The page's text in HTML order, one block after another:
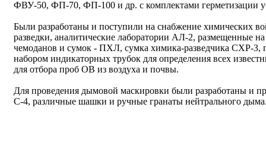
ФВУ-50, ФП-70, ФП-100 и др. с комплектами герметизации
Были разработаны и поступили на снабжение химических
разведки, аналитические лаборатории АЛ-2, размещенные
чемоданов и сумок - ПХЛ, сумка химика-разведчика СХР-3,
набором индикаторных трубок для определения всех
для отбора проб ОВ из воздуха и почвы.
Для проведения дымовой маскировки были разработаны и
С-4, различные шашки и ручные гранаты нейтрального